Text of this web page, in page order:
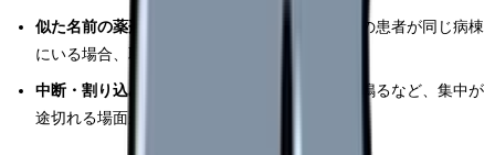
似た名前の薬剤・患者：
類似名称の薬剤や同姓の患者が同じ病棟
にいる場合、取り違えリスクが高まる
中断・割り込み：
与薬準備中にナースコールが鳴るなど、集中が
途切れる場面が頻繁にある